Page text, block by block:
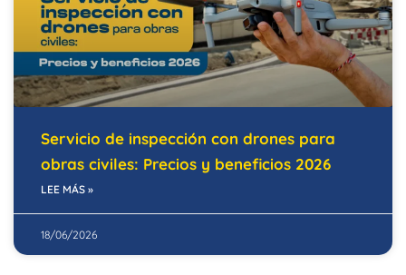
Servicio de inspección con drones para
obras civiles: Precios y beneficios 2026
LEE MÁS »
18/06/2026